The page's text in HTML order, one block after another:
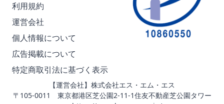
利用規約
運営会社
個人情報について
広告掲載について
特定商取引法に基づく表示
【運営会社】株式会社エス・エム・エス
〒105-0011 東京都港区芝公園2-11-1住友不動産芝公園タワー